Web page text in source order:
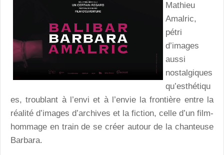
Mathieu
Amalric,
pétri
d’images
aussi
nostalgiques
qu’esthétiqu
es, troublant à l’envi et à l’envie la frontière entre la
réalité d’images d’archives et la fiction, celle d’un film-
hommage en train de se créer autour de la chanteuse
Barbara.